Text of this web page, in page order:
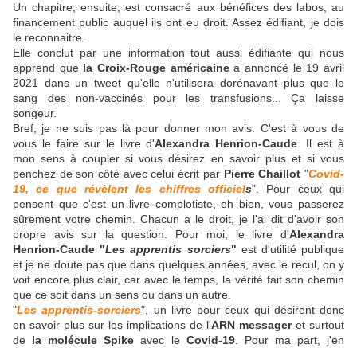
Un chapitre, ensuite, est consacré aux bénéfices des labos, au
financement public auquel ils ont eu droit. Assez édifiant, je dois
le reconnaitre.
Elle conclut par une information tout aussi édifiante qui nous
apprend que la Croix-Rouge américainea annoncé le 19 avril
2021 dans un tweet qu'elle n'utilisera dorénavant plus que le
sang des non-vaccinés pour les transfusions... Ça laisse
songeur.
Bref, je ne suis pas là pour donner mon avis. C'est à vous de
vous le faire sur le livre d'Alexandra Henrion-Caude . Il est à
mon sens à coupler si vous désirez en savoir plus et si vous
penchez de son côté avec celui écrit par Pierre Chaillot "Covid-
19, ce que révèlent les chiffres officiels". Pour ceux qui
pensent que c'est un livre complotiste, eh bien, vous passerez
sûrement votre chemin. Chacun a le droit, je l'ai dit d'avoir son
propre avis sur la question. Pour moi, le livre d'Alexandra
Henrion-Caude "Les apprentis sorciers" est d'utilité publique
et je ne doute pas que dans quelques années, avec le recul, on y
voit encore plus clair, car avec le temps, la vérité fait son chemin
que ce soit dans un sens ou dans un autre.
"Les apprentis-sorciers", un livre pour ceux qui désirent donc
en savoir plus sur les implications de l'ARN messager et surtout
de la molécule Spike avec leCovid-19. Pour ma part, j'en